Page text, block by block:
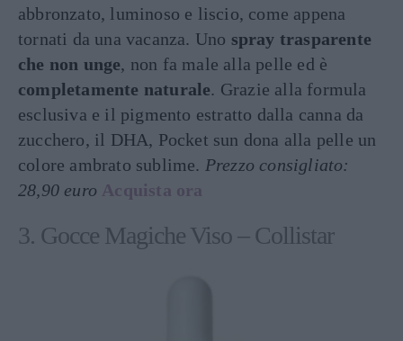
abbronzato, luminoso e liscio, come appena
tornati da una vacanza. Uno spray trasparente
che non unge, non fa male alla pelle ed è
completamente naturale. Grazie alla formula
esclusiva e il pigmento estratto dalla canna da
zucchero, il DHA, Pocket sun dona alla pelle un
colore ambrato sublime. Prezzo consigliato:
28,90 euro Acquista ora
3. Gocce Magiche Viso – Collistar